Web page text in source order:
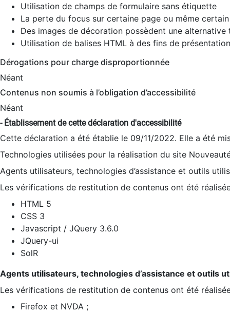
Utilisation de champs de formulaire sans étiquette
La perte du focus sur certaine page ou même
Des images de décoration possèdent une alternative
Utilisation de balises HTML à des fins de
Dérogations pour charge disproportionnée
Néant
Contenus non soumis à l’obligation d’accessibilité
Néant
- Établissement de cette déclaration d'accessibilité
Cette déclaration a été établie le 09/11/2022. Elle a été
Technologies utilisées pour la réalisation du site
Agents utilisateurs, technologies d’assistance et outils
Les vérifications de restitution de contenus ont été
HTML 5
CSS 3
Javascript / JQuery 3.6.0
JQuery-ui
SolR
Agents utilisateurs, technologies d’assistance et outils
Les vérifications de restitution de contenus ont été
Firefox et NVDA ;